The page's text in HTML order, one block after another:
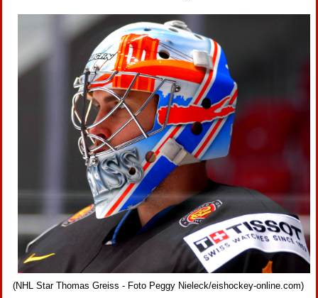
(NHL Star Thomas Greiss - Foto Peggy Nieleck/eishockey-online.com)